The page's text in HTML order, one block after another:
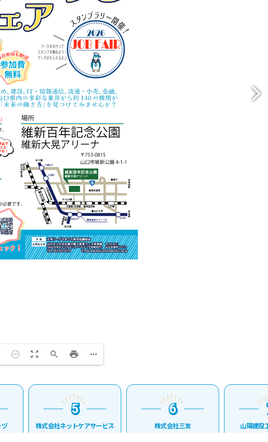
5 5
株式会社ネットケアサービス
6 6
株式会社三友
7 7
山陽建設工